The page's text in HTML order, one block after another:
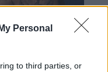
Personal
to third parties, or